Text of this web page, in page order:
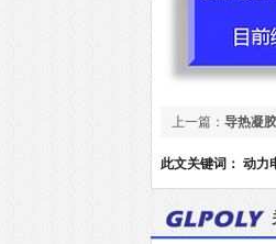
上一篇： 导热凝
探照灯散热问题
此文关键词： 动力